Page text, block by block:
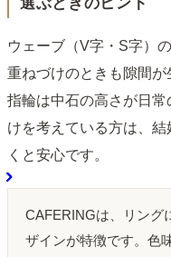
ウェーブ（V字・S字）
重ねづけのときも隙間
指輪は中石の高さが日
けを考えている方は、
くと安心です。
CAFERINGは、リング
ザインが特徴です。色